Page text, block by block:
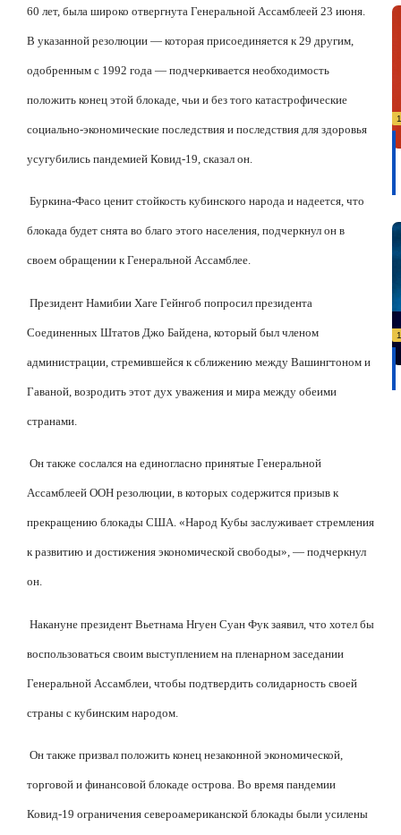
60 лет, была широко отвергнута Генеральной Ассамблеей 23 июня.
В указанной резолюции — которая присоединяется к 29 другим,
одобренным с 1992 года — подчеркивается необходимость
положить конец этой блокаде, чьи и без того катастрофические
социально-экономические последствия и последствия для здоровья
усугубились пандемией Ковид-19, сказал он.
Буркина-Фасо ценит стойкость кубинского народа и надеется, что
блокада будет снята во благо этого населения, подчеркнул он в
своем обращении к Генеральной Ассамблее.
Президент Намибии Хаге Гейнгоб попросил президента
Соединенных Штатов Джо Байдена, который был членом
администрации, стремившейся к сближению между Вашингтоном и
Гаваной, возродить этот дух уважения и мира между обеими
странами.
Он также сослался на единогласно принятые Генеральной
Ассамблеей ООН резолюции, в которых содержится призыв к
прекращению блокады США. «Народ Кубы заслуживает стремления
к развитию и достижения экономической свободы», — подчеркнул
он.
Накануне президент Вьетнама Нгуен Суан Фук заявил, что хотел бы
воспользоваться своим выступлением на пленарном заседании
Генеральной Ассамблеи, чтобы подтвердить солидарность своей
страны с кубинским народом.
Он также призвал положить конец незаконной экономической,
торговой и финансовой блокаде острова. Во время пандемии
Ковид-19 ограничения североамериканской блокады были усилены